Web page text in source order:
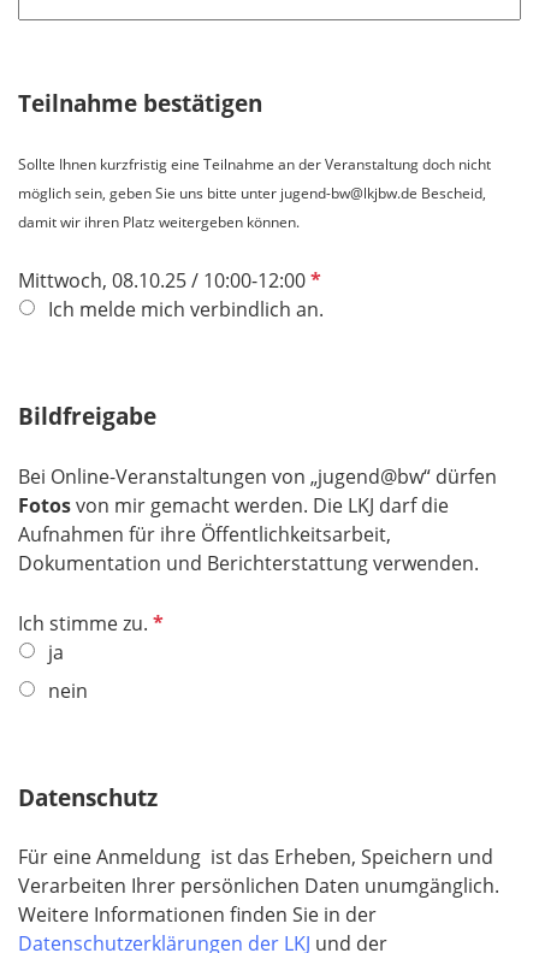
h
f
e
l
Teilnahme bestätigen
Sollte Ihnen kurzfristig eine Teilnahme an der Veranstaltung doch nicht
möglich sein, geben Sie uns bitte unter jugend-bw@lkjbw.de Bescheid,
damit wir ihren Platz weitergeben können.
Mittwoch, 08.10.25 / 10:00-12:00P
f
e
l
d
Ich melde mich verbindlich an.
Bildfreigabe
Bei Online-Veranstaltungen von „jugend@bw“ dürfen
Fotosvon mir gemacht werden. Die LKJ darfdie
Aufnahmen für ihre Öffentlichkeitsarbeit,
Dokumentation und Berichterstattung verwenden.
Ich stimme zu. P
t
e
l
d
ja
nein
Datenschutz
Für eine Anmeldung ist das Erheben, Speichern und
Verarbeiten Ihrer persönlichen Daten unumgänglich.
Weitere Informationen finden Sie in der
Datenschutzerklärungen der LKJ und der